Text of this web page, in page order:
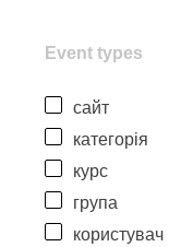
Event types
сайт
категорія
курс
група
користувач